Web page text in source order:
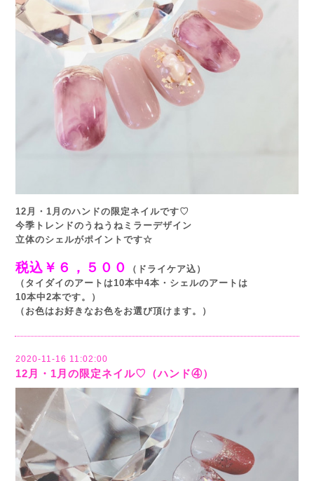
12月・1月のハンドの限定ネイルです♡
今季トレンドのうねうねミラーデザイン
立体のシェルがポイントです☆
税込￥６，５００
（ドライケア込）
（タイダイのアートは10本中4本・シェルのアートは
10本中2本です。）
（お色はお好きなお色をお選び頂けます。）
2020-11-16 11:02:00
12月・1月の限定ネイル♡（ハンド④）